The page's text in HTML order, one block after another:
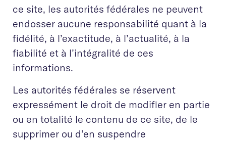
ce site, les autorités fédérales ne peuvent
endosser aucune responsabilité quant à la
fidélité, à l’exactitude, à l’actualité, à la
fiabilité et à l’intégralité de ces
informations.
Les autorités fédérales se réservent
expressément le droit de modifier en partie
ou en totalité le contenu de ce site, de le
supprimer ou d’en suspendre